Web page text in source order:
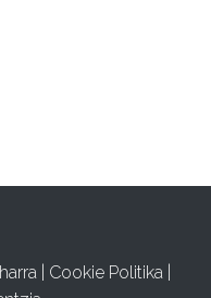
Cookie Politika